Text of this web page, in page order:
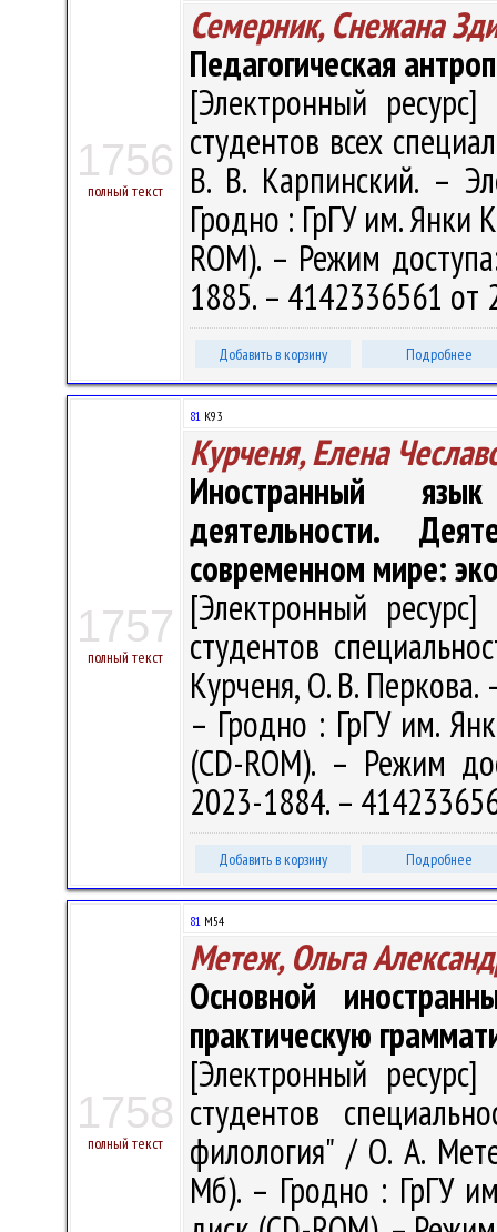
1756
полный текст
Семерник, Снежана
Педагогическая
[Электронный
студентов всех
В. В. Карпинский. –
Гродно : ГрГУ им. Янки
ROM). – Режим
1885. – 4142336561 от
Добавить в корзину Подробнее
1757
полный текст
81 К93
Курченя, Елена
Иностранный
деятельности.
современном мире:
[Электронный
студентов
Курченя, О. В. Перкова.
– Гродно : ГрГУ им.
(CD-ROM). – Режим
2023-1884. –
Добавить в корзину Подробнее
1758
полный текст
81 М54
Метеж, Ольга
Основной
практическую
[Электронный
студентов
филология" / О. А.
Мб). – Гродно : ГрГУ